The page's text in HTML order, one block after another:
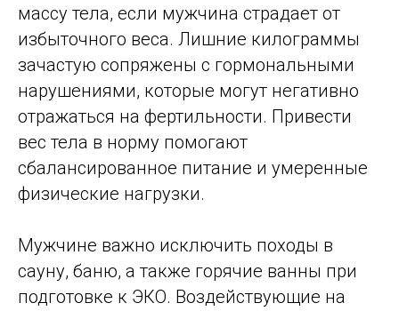
массу тела, если мужчина страдает от
избыточного веса. Лишние килограммы
зачастую сопряжены с гормональными
нарушениями, которые могут негативно
отражаться на фертильности. Привести
вес тела в норму помогают
сбалансированное питание и умеренные
физические нагрузки.
Мужчине важно исключить походы в
сауну, баню, а также горячие ванны при
подготовке к ЭКО. Воздействующие на